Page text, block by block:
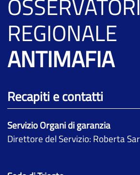
REGIONALE
ANTIMAFIA
Recapiti e contatti
Servizio Organi di garanzia
Direttore del Servizio: Roberta